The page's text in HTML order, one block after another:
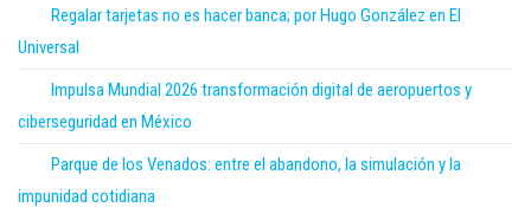
Regalar tarjetas no es hacer banca; por Hugo González en El
Universal
Impulsa Mundial 2026 transformación digital de aeropuertos y
ciberseguridad en México
Parque de los Venados: entre el abandono, la simulación y la
impunidad cotidiana